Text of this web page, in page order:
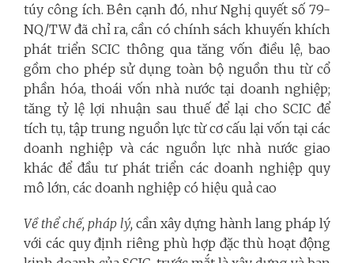
túy công ích. Bên cạnh đó, như Nghị quyết số 79-
NQ/TW đã chỉ ra, cần có chính sách khuyến khích
phát triển SCIC thông qua tăng vốn điều lệ, bao
gồm cho phép sử dụng toàn bộ nguồn thu từ cổ
phần hóa, thoái vốn nhà nước tại doanh nghiệp;
tăng tỷ lệ lợi nhuận sau thuế để lại cho SCIC để
tích tụ, tập trung nguồn lực từ cơ cấu lại vốn tại các
doanh nghiệp và các nguồn lực nhà nước giao
khác để đầu tư phát triển các doanh nghiệp quy
mô lớn, các doanh nghiệp có hiệu quả cao
Về thể chế, pháp lý, cần xây dựng hành lang pháp lý
với các quy định riêng phù hợp đặc thù hoạt động